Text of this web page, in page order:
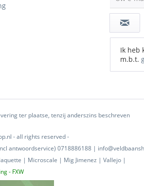
Ik heb
m.b.t.
ter plaatse, tenzij anderszins beschreven
- all rights reserved -
antwoordservice) 0718886188 |
| Microscale | Mig Jimenez | Vallejo |
- FXW